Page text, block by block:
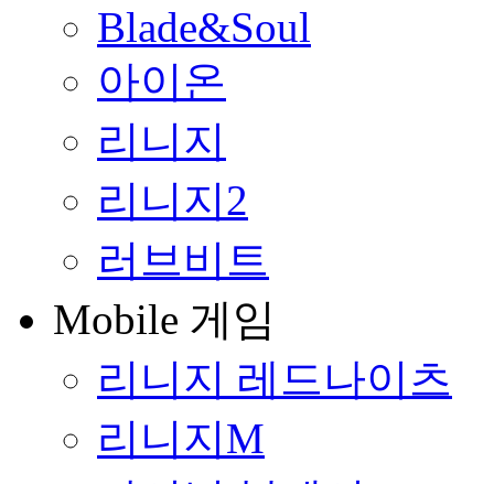
Blade&Soul
아이온
리니지
리니지2
러브비트
Mobile 게임
리니지 레드나이츠
리니지M